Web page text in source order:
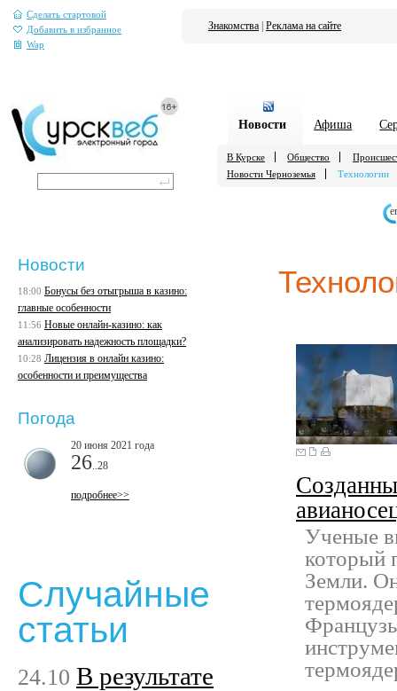
Сделать стартовой
Добавить в избранное
Wap
Знакомства Реклама на сайте
Новости Афиша
В Курске Общество
Новости Черноземья
Технологии
Ученые
который
Земли.
Новости
18:00 Бонусы без отыгрыша в казино:
главные особенности
11:56 Новые онлайн-казино: как
анализировать надежность площадки?
10:28 Лицензия в онлайн казино:
особенности и преимущества
Погода
20 июня 2021 года
26 ..28
подробнее>>
Случайные
статьи
24.10 В результате